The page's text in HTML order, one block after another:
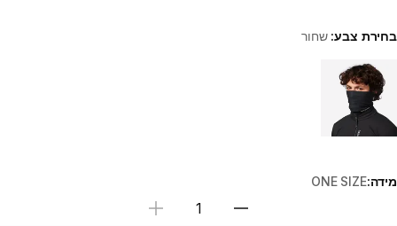
בחירת צבע:שחור
Choose a variant
מידה:ONE SIZE
בחירת כמות